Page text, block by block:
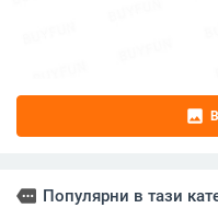
image
more Популярни в тази